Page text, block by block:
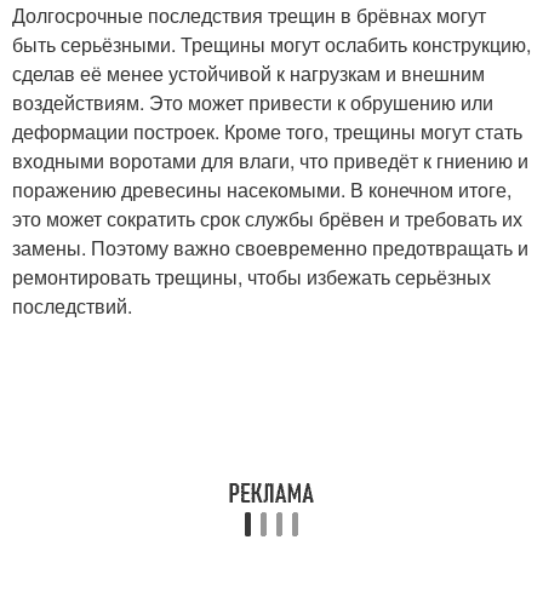
Долгосрочные последствия трещин в брёвнах могут
быть серьёзными. Трещины могут ослабить конструкцию,
сделав её менее устойчивой к нагрузкам и внешним
воздействиям. Это может привести к обрушению или
деформации построек. Кроме того, трещины могут стать
входными воротами для влаги, что приведёт к гниению и
поражению древесины насекомыми. В конечном итоге,
это может сократить срок службы брёвен и требовать их
замены. Поэтому важно своевременно предотвращать и
ремонтировать трещины, чтобы избежать серьёзных
последствий.